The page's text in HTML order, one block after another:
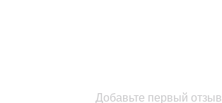
Добавьте первый отзыв